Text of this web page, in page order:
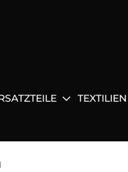
TEXTILIEN